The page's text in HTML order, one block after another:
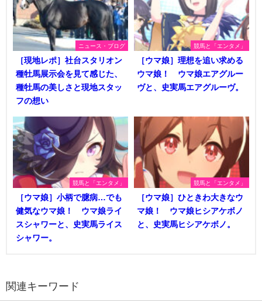
ニュース・ブログ
［現地レポ］社台スタリオン
種牡馬展示会を見て感じた、
種牡馬の美しさと現地スタッ
フの想い
競馬と「エンタメ」
［ウマ娘］理想を追い求める
ウマ娘！ ウマ娘エアグルー
ヴと、史実馬エアグルーヴ。
競馬と「エンタメ」
［ウマ娘］小柄で臆病…でも
健気なウマ娘！ ウマ娘ライ
スシャワーと、史実馬ライス
シャワー。
競馬と「エンタメ」
［ウマ娘］ひときわ大きなウ
マ娘！ ウマ娘ヒシアケボノ
と、史実馬ヒシアケボノ。
関連キーワード